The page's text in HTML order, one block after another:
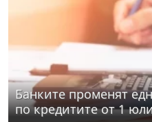
Банките променят
по кредитите от 1